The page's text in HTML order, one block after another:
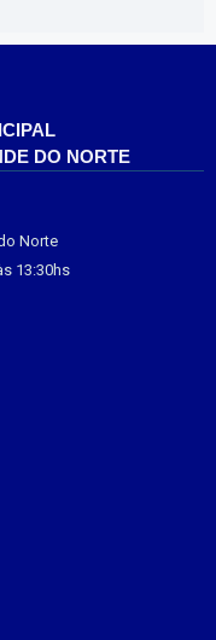
DO NORTE
Norte
13:30hs